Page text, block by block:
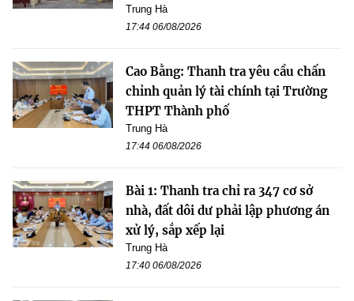
Trung Hà
17:44 06/08/2026
Cao Bằng: Thanh tra yêu cầu chấn
chỉnh quản lý tài chính tại Trường
THPT Thành phố
Trung Hà
17:44 06/08/2026
Bài 1: Thanh tra chỉ ra 347 cơ sở
nhà, đất dôi dư phải lập phương án
xử lý, sắp xếp lại
Trung Hà
17:40 06/08/2026